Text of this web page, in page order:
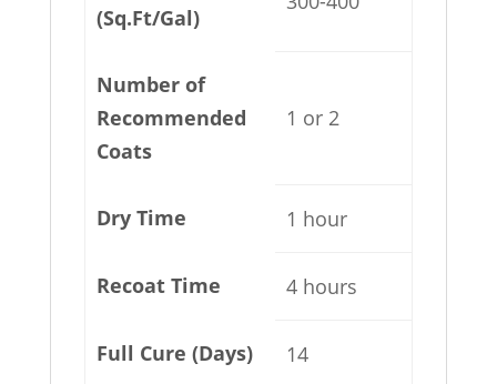
(Sq.Ft/Gal)
Number of
Recommended
Coats
1 or 2
Dry Time 1 hour
Recoat Time 4 hours
Full Cure (Days) 14